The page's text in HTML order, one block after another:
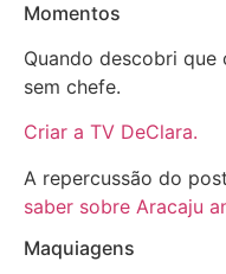
Momentos
Quando descobri que
sem chefe.
Criar a TV DeClara.
A repercussão do post
saber sobre Aracaju
Maquiagens